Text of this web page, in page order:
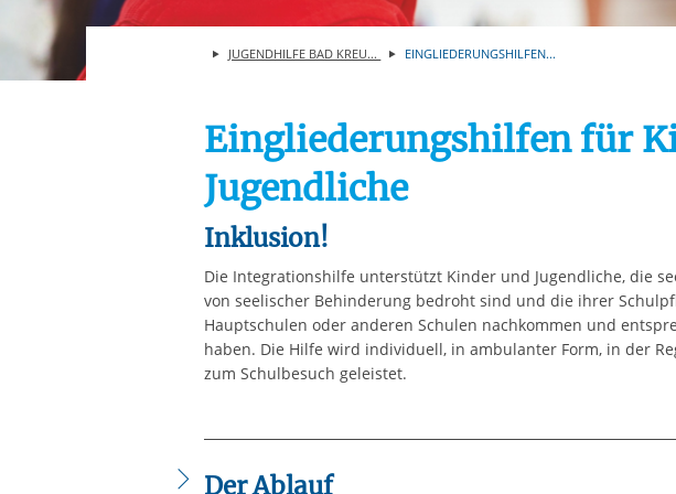
Ihre etwaige Einwilligung erstreckt sich nicht auf
aufgrund berechtigter Interessen und daher
JUGENDHILFE BAD KREU... EINGLIEDERUNGSHILFEN...
Eingliederungshilfen für
Jugendliche
Inklusion!
Die Integrationshilfe unterstützt Kinder und Jugendliche, die
von seelischer Behinderung bedroht sind und die ihrer
Hauptschulen oder anderen Schulen nachkommen und
haben. Die Hilfe wird individuell, in ambulanter Form, in der
zum Schulbesuch geleistet.
Der Ablauf